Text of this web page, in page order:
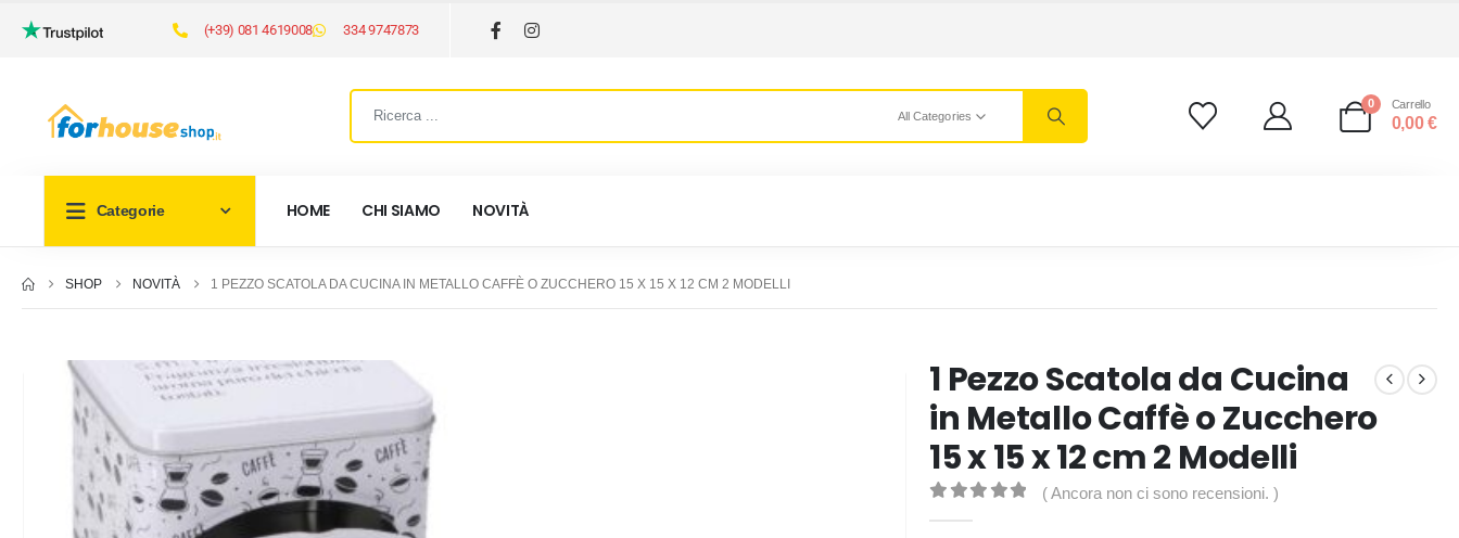
(+39) 081 4619008 334 9747873
All Categories
0 Carrello
0,00€
Categorie HOME CHI SIAMO NOVITÀ
SHOP NOVITÀ 1 PEZZO SCATOLA DA CUCINA IN METALLO CAFFÈ O ZUCCHERO 15 X 15 X 12 CM 2 MODELLI
1 Pezzo Scatola da Cucina
in Metallo Caffè o Zucchero
15 x 15 x 12 cm 2 Modelli
( Ancora non ci sono recensioni. )